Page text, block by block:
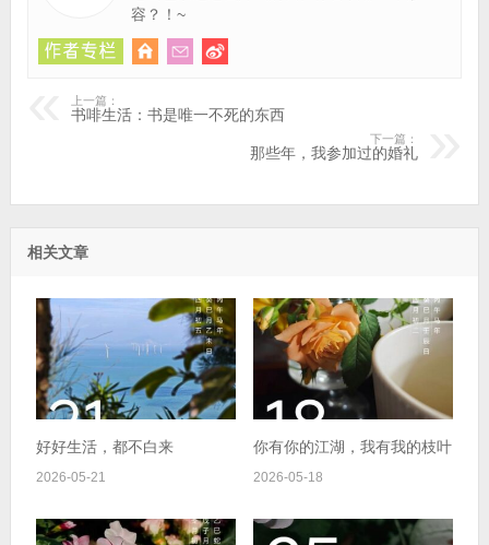
容？！~
上一篇：
书啡生活：书是唯一不死的东西
下一篇：
那些年，我参加过的婚礼
相关文章
好好生活，都不白来
2026-05-21
你有你的江湖，我有我的枝叶
2026-05-18